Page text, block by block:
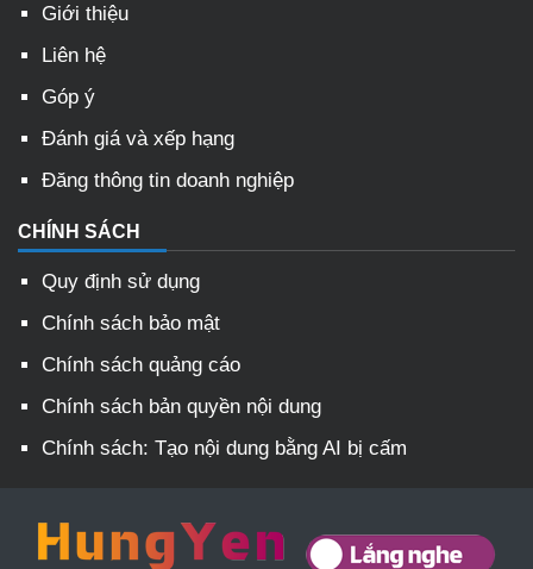
Giới thiệu
Liên hệ
Góp ý
Đánh giá và xếp hạng
Đăng thông tin doanh nghiệp
CHÍNH SÁCH
Quy định sử dụng
Chính sách bảo mật
Chính sách quảng cáo
Chính sách bản quyền nội dung
Chính sách: Tạo nội dung bằng AI bị cấm